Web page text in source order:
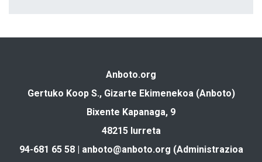
Anboto.org
Gertuko Koop S., Gizarte Ekimenekoa (Anboto)
Bixente Kapanaga, 9
48215 Iurreta
94-681 65 58 | anboto@anboto.org (Administrazioa